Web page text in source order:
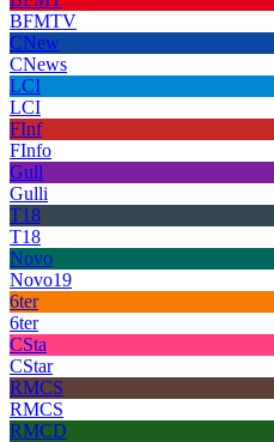
BFMTV
CNew
CNews
LCI
LCI
FInf
FInfo
Gull
Gulli
T18
T18
Novo
Novo19
6ter
6ter
CSta
CStar
RMCS
RMCS
RMCD